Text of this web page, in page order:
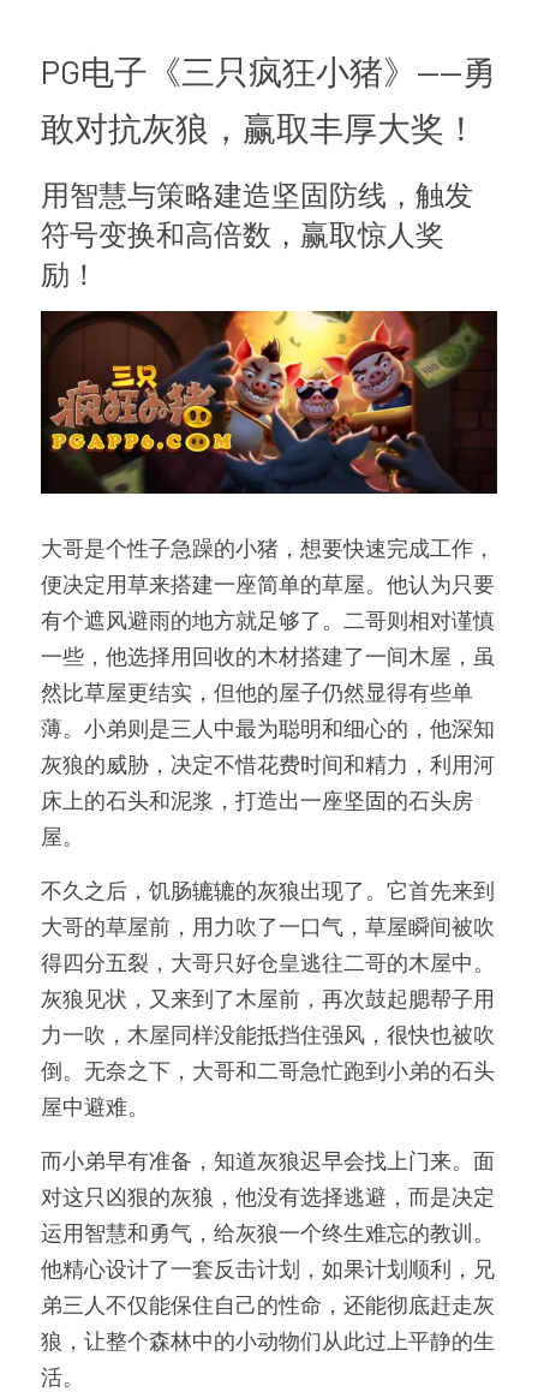
PG电子《三只疯狂小猪》——勇
敢对抗灰狼，赢取丰厚大奖！
用智慧与策略建造坚固防线，触发
符号变换和高倍数，赢取惊人奖
励！
大哥是个性子急躁的小猪，想要快速完成工作，
便决定用草来搭建一座简单的草屋。他认为只要
有个遮风避雨的地方就足够了。二哥则相对谨慎
一些，他选择用回收的木材搭建了一间木屋，虽
然比草屋更结实，但他的屋子仍然显得有些单
薄。小弟则是三人中最为聪明和细心的，他深知
灰狼的威胁，决定不惜花费时间和精力，利用河
床上的石头和泥浆，打造出一座坚固的石头房
屋。
不久之后，饥肠辘辘的灰狼出现了。它首先来到
大哥的草屋前，用力吹了一口气，草屋瞬间被吹
得四分五裂，大哥只好仓皇逃往二哥的木屋中。
灰狼见状，又来到了木屋前，再次鼓起腮帮子用
力一吹，木屋同样没能抵挡住强风，很快也被吹
倒。无奈之下，大哥和二哥急忙跑到小弟的石头
屋中避难。
而小弟早有准备，知道灰狼迟早会找上门来。面
对这只凶狠的灰狼，他没有选择逃避，而是决定
运用智慧和勇气，给灰狼一个终生难忘的教训。
他精心设计了一套反击计划，如果计划顺利，兄
弟三人不仅能保住自己的性命，还能彻底赶走灰
狼，让整个森林中的小动物们从此过上平静的生
活。